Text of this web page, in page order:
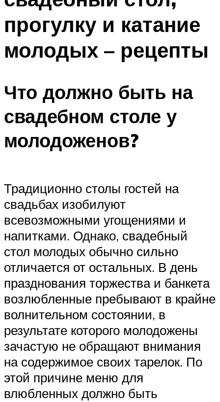
прогулку и катание
молодых – рецепты
Что должно быть на
свадебном столе у
молодоженов?
Традиционно столы гостей на
свадьбах изобилуют
всевозможными угощениями и
напитками. Однако, свадебный
стол молодых обычно сильно
отличается от остальных. В день
празднования торжества и банкета
возлюбленные пребывают в крайне
волнительном состоянии, в
результате которого молодожены
зачастую не обращают внимания
на содержимое своих тарелок. По
этой причине меню для
влюбленных должно быть